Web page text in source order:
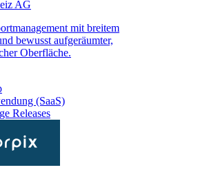
AG
mit breitem
bewusst aufgeräumter,
Oberfläche.
(SaaS)
Releases